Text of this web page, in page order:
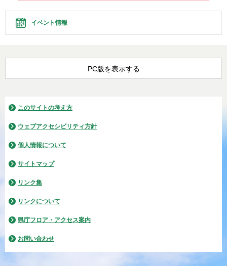
イベント情報
PC版を表示する
このサイトの考え方
ウェブアクセシビリティ方針
個人情報について
サイトマップ
リンク集
リンクについて
県庁フロア・アクセス案内
お問い合わせ